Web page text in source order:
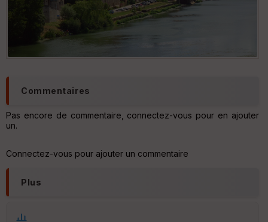
Commentaires
Pas encore de commentaire, connectez-vous pour en ajouter
un.
Connectez-vous pour ajouter un commentaire
Plus